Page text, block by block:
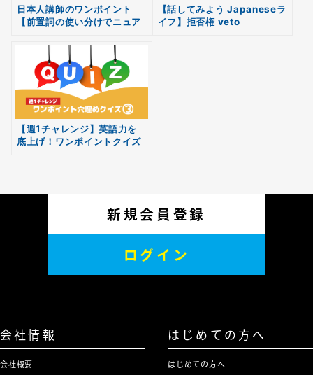
日本人講師のワンポイント
【前置詞の使い分けでニュア
【話してみよう Japaneseラ
イフ】拒否権 veto
【週1チャレンジ】英語力を
底上げ！ワンポイントクイズ
新規会員登録
ログイン
会社情報
会社概要
はじめての方へ
はじめての方へ